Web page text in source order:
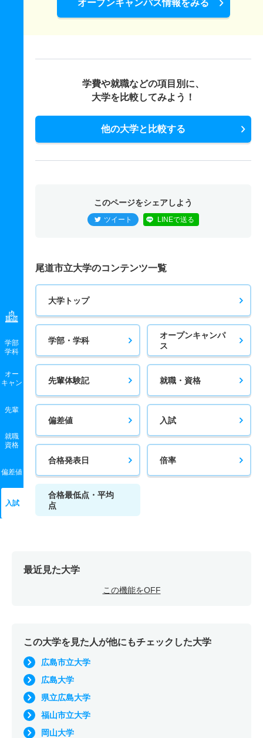
学部
学科
オー
キャン
先輩
就職
資格
偏差値
入試
オープンキャンパス情報をみる
学費や就職などの項目別に、
大学を比較してみよう！
他の大学と比較する
このページをシェアしよう
ツイート LINEで送る
尾道市立大学のコンテンツ一覧
大学トップ
学部・学科
オープンキャンパ
ス
先輩体験記 就職・資格
偏差値 入試
合格発表日 倍率
合格最低点・平均
点
最近見た大学
この機能をOFF
この大学を見た人が他にもチェックした大学
広島市立大学
広島大学
県立広島大学
福山市立大学
岡山大学